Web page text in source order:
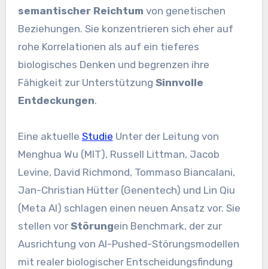
semantischer Reichtum von genetischen
Beziehungen. Sie konzentrieren sich eher auf
rohe Korrelationen als auf ein tieferes
biologisches Denken und begrenzen ihre
Fähigkeit zur Unterstützung Sinnvolle
Entdeckungen.
Eine aktuelle Studie Unter der Leitung von
Menghua Wu (MIT), Russell Littman, Jacob
Levine, David Richmond, Tommaso Biancalani,
Jan-Christian Hütter (Genentech) und Lin Qiu
(Meta AI) schlagen einen neuen Ansatz vor. Sie
stellen vor Störungein Benchmark, der zur
Ausrichtung von AI-Pushed-Störungsmodellen
mit realer biologischer Entscheidungsfindung